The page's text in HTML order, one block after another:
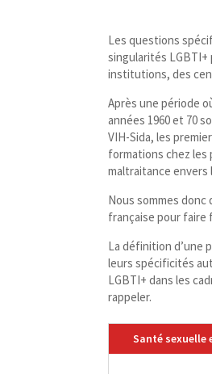
Les questions
singularités LGBTI+
institutions, des
Après une période
années 1960 et 70
VIH-​Sida, les
formations chez les
maltraitance
Nous sommes
française pour faire
La définition d’une
leurs spécificités
LGBTI+ dans les
rappeler.
Santé sexuelle